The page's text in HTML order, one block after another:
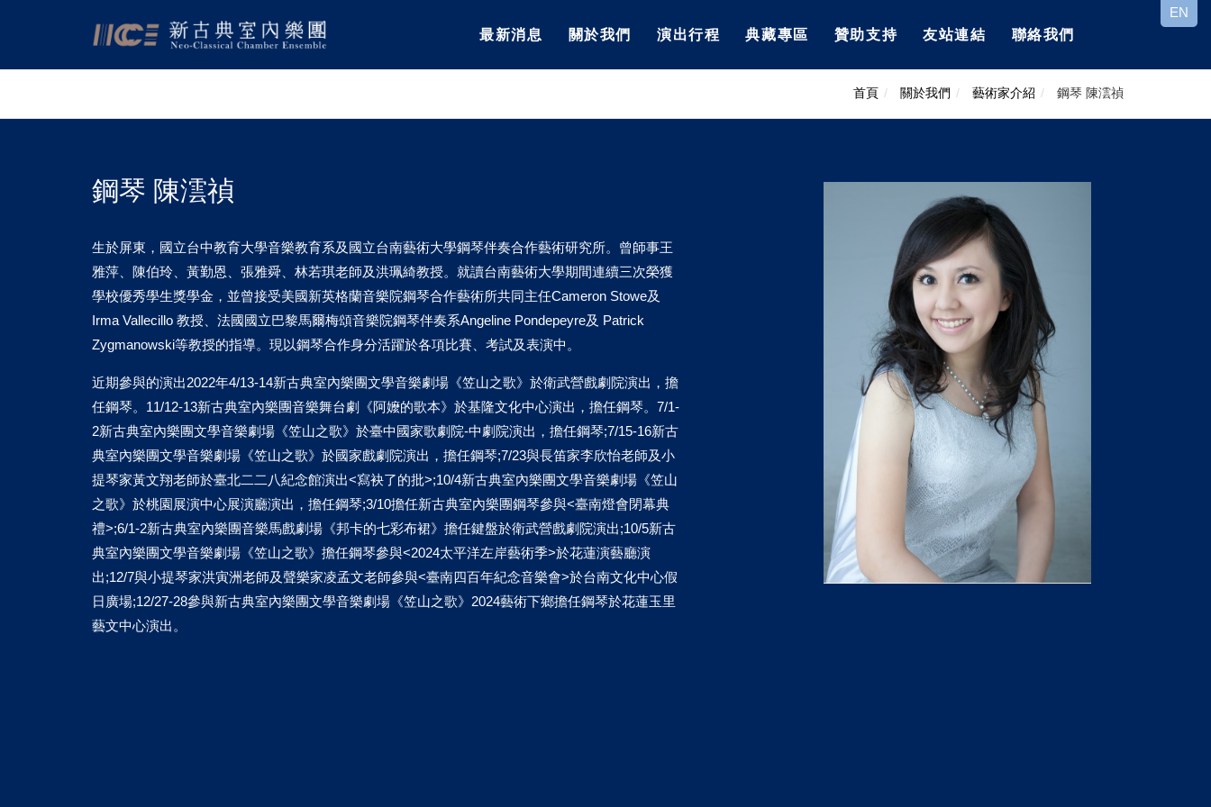
EN
最新消息
關於我們 演出行程 典藏專區 贊助支持 友站連結 聯絡我們
首頁 關於我們 藝術家介紹 鋼琴 陳澐禎
鋼琴 陳澐禎
生於屏東，國立台中教育大學音樂教育系及國立台南藝術大學鋼琴伴奏合作藝術研究所。曾師事王
雅萍、陳伯玲、黃勤恩、張雅舜、林若琪老師及洪珮綺教授。就讀台南藝術大學期間連續三次榮獲
學校優秀學生獎學金，並曾接受美國新英格蘭音樂院鋼琴合作藝術所共同主任Cameron Stowe及
Irma Vallecillo 教授、法國國立巴黎馬爾梅頌音樂院鋼琴伴奏系Angeline Pondepeyre及 Patrick
Zygmanowski等教授的指導。現以鋼琴合作身分活躍於各項比賽、考試及表演中。
近期參與的演出2022年4/13-14新古典室內樂團文學音樂劇場《笠山之歌》於衛武營戲劇院演出，擔
任鋼琴。11/12-13新古典室內樂團音樂舞台劇《阿嬤的歌本》於基隆文化中心演出，擔任鋼琴。7/1-
2新古典室內樂團文學音樂劇場《笠山之歌》於臺中國家歌劇院-中劇院演出，擔任鋼琴;7/15-16新古
典室內樂團文學音樂劇場《笠山之歌》於國家戲劇院演出，擔任鋼琴;7/23與長笛家李欣怡老師及小
提琴家黃文翔老師於臺北二二八紀念館演出<寫袂了的批>;10/4新古典室內樂團文學音樂劇場《笠山
之歌》於桃園展演中心展演廳演出，擔任鋼琴;3/10擔任新古典室內樂團鋼琴參與<臺南燈會閉幕典
禮>;6/1-2新古典室內樂團音樂馬戲劇場《邦卡的七彩布裙》擔任鍵盤於衛武營戲劇院演出;10/5新古
典室內樂團文學音樂劇場《笠山之歌》擔任鋼琴參與<2024太平洋左岸藝術季>於花蓮演藝廳演
出;12/7與小提琴家洪寅洲老師及聲樂家凌孟文老師參與<臺南四百年紀念音樂會>於台南文化中心假
日廣場;12/27-28參與新古典室內樂團文學音樂劇場《笠山之歌》2024藝術下鄉擔任鋼琴於花蓮玉里
藝文中心演出。